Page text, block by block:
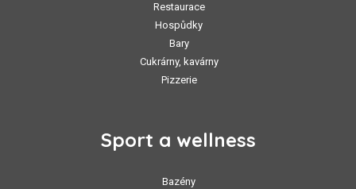
Restaurace
Hospůdky
Bary
Cukrárny, kavárny
Pizzerie
Sport a wellness
Bazény